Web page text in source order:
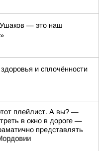
— это наш
и сплочённости
плейлист. А вы? —
в окно в дороге —
представлять